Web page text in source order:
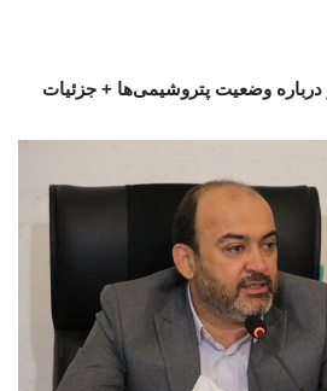
وضعیت پتروشیمی‌ها + جزئیات